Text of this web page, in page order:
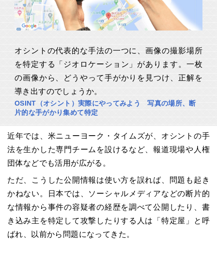
オシントの代表的な手法の一つに、画像の撮影場所
を特定する「ジオロケーション」があります。一枚
の画像から、どうやって手がかりを見つけ、正解を
導き出すのでしょうか。
OSINT（オシント）実際にやってみよう 写真の場所、断
片的な手がかり集めて特定
近年では、米ニューヨーク・タイムズが、オシントの手
法を生かした専門チームを設けるなど、報道現場や人権
団体などでも活用が広がる。
ただ、こうした公開情報は使い方を誤れば、問題も起き
かねない。日本では、ソーシャルメディアなどの断片的
な情報から事件の容疑者の経歴を調べて公開したり、書
き込み主を特定して攻撃したりする人は「特定屋」と呼
ばれ、以前から問題になってきた。